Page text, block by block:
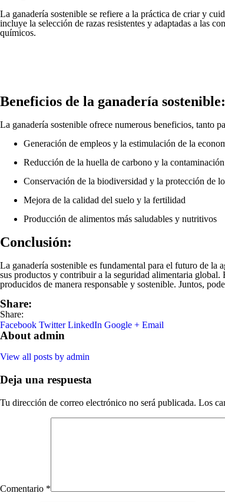
La ganadería sostenible se refiere a la práctica de criar y
incluye la selección de razas resistentes y adaptadas a las
químicos.
Beneficios de la ganadería sostenible:
La ganadería sostenible ofrece numerous beneficios, tanto
Generación de empleos y la estimulación de la
Reducción de la huella de carbono y la
Conservación de la biodiversidad y la protección de
Mejora de la calidad del suelo y la fertilidad
Producción de alimentos más saludables y nutritivos
Conclusión:
La ganadería sostenible es fundamental para el futuro de la
sus productos y contribuir a la seguridad alimentaria
producidos de manera responsable y sostenible. Juntos,
Share:
Share:
Facebook Twitter LinkedIn Google + Email
About admin
View all posts by admin
Deja una respuesta
Tu dirección de correo electrónico no será publicada. Los
Comentario *